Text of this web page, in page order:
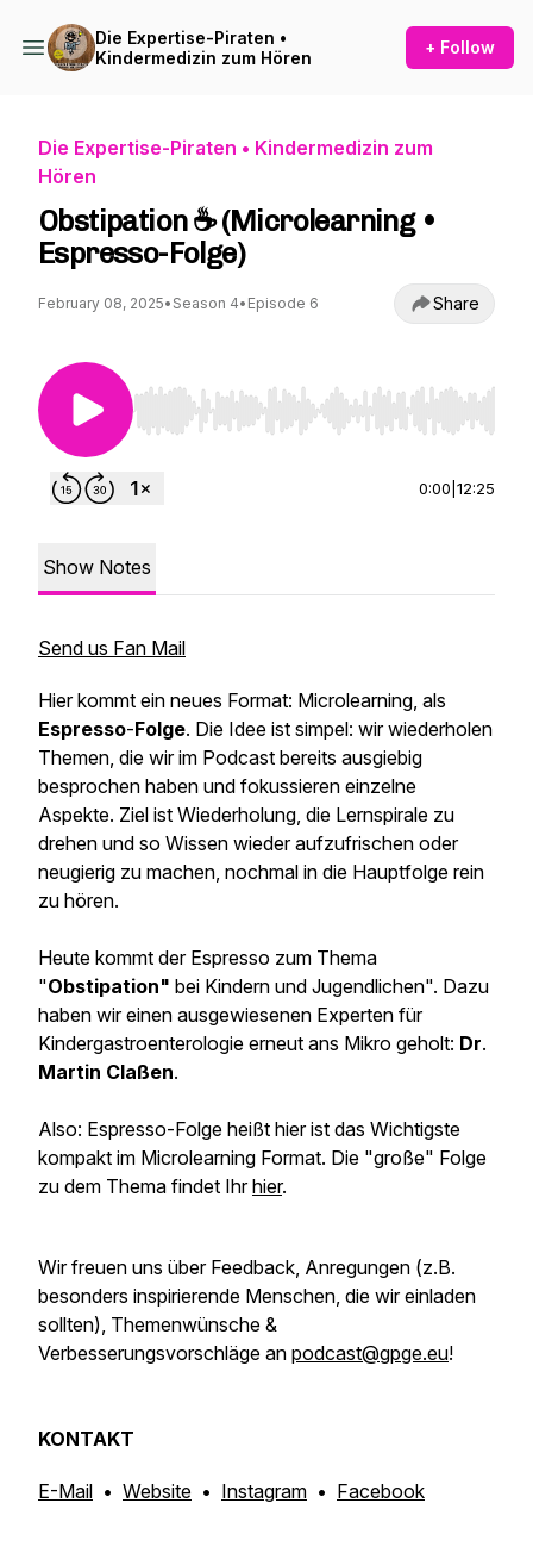
Die Expertise-Piraten •
Kindermedizin zum Hören
+ Follow
Die Expertise-Piraten • Kindermedizin zum
Hören
Obstipation ☕ (Microlearning •
Espresso-Folge)
February 08, 2025• Season 4• Episode 6 Share
Use Left/Right to seek, Home/End to jump to
0:00 12:25
Show Notes
Send us Fan Mail
Hier kommt ein neues Format: Microlearning, als
Espresso-Folge. Die Idee ist simpel: wir wiederholen
Themen, die wir im Podcast bereits ausgiebig
besprochen haben und fokussieren einzelne
Aspekte. Ziel ist Wiederholung, die Lernspirale zu
drehen und so Wissen wieder aufzufrischen oder
neugierig zu machen, nochmal in die Hauptfolge rein
zu hören.
Heute kommt der Espresso zum Thema
"Obstipation" bei Kindern und Jugendlichen". Dazu
haben wir einen ausgewiesenen Experten für
Kindergastroenterologie erneut ans Mikro geholt: Dr.
Martin Claßen.
Also: Espresso-Folge heißt hier ist das Wichtigste
kompakt im Microlearning Format. Die "große" Folge
zu dem Thema findet Ihrhier.
Wir freuen uns über Feedback, Anregungen (z.B.
besonders inspirierende Menschen, die wir einladen
sollten), Themenwünsche &
Verbesserungsvorschläge an podcast@gpge.eu!
KONTAKT
E-Mail • Website • Instagram • Facebook